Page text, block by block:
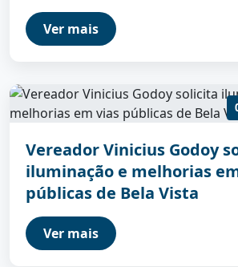
Ver mais
Vereador Vinicius Godoy
iluminação e melhorias
públicas de Bela Vista
Ver mais